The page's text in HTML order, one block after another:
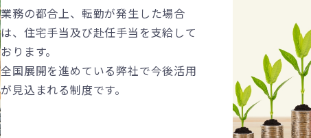
業務の都合上、転勤が発生した場合
は、住宅手当及び赴任手当を支給して
おります。
全国展開を進めている弊社で今後活用
が見込まれる制度です。